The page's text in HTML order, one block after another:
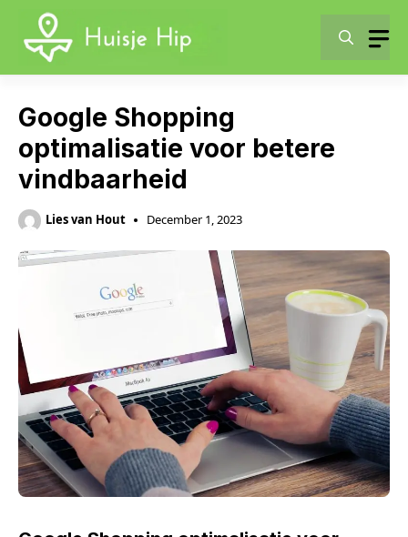
content
Google Shopping
optimalisatie voor betere
vindbaarheid
Lies van Hout December 1, 2023